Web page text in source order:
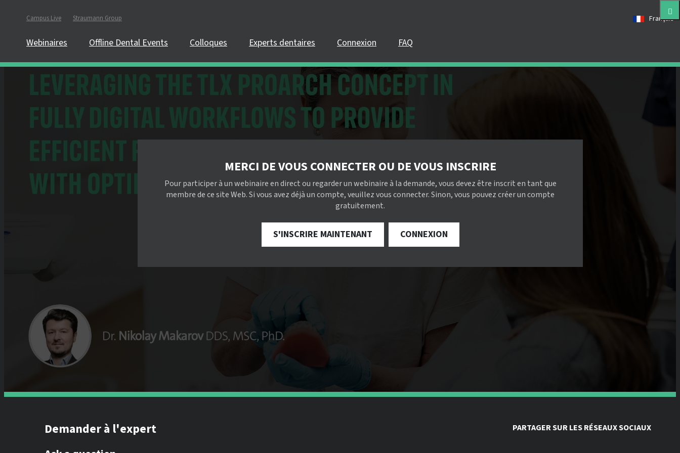
Campus Live Straumann Group Français
Webinaires Offline Dental Events Colloques Experts dentaires Connexion FAQ
MERCI DE VOUS CONNECTER OU DE VOUS INSCRIRE
Pour participer à un webinaire en direct ou regarder un webinaire à la demande, vous devez être inscrit en tant que
membre de ce site Web. Si vous avez déjà un compte, veuillez vous connecter. Sinon, vous pouvez créer un compte
gratuitement.
S'INSCRIRE MAINTENANT CONNEXION
Demander à l'expert PARTAGER SUR LES RÉSEAUX SOCIAUX